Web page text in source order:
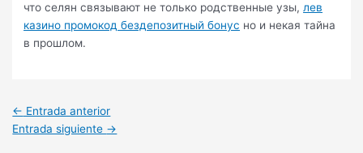
что селян связывают не только родственные узы, лев
казино промокод бездепозитный бонус но и некая тайна
в прошлом.
← Entrada anterior
Entrada siguiente →